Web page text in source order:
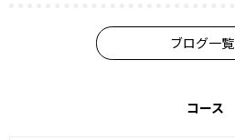
ブログ一覧
コース